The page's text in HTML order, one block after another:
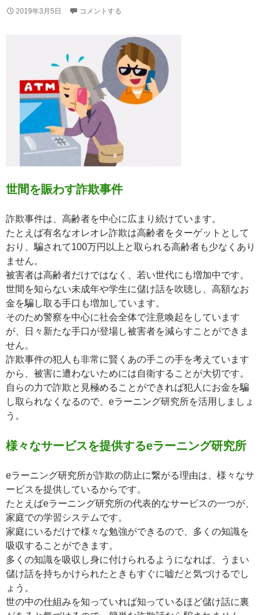
2019年3月5日 コメントする
世間を賑わす詐欺事件
詐欺事件は、高齢者を中心に広まり続けています。
たとえば有名なオレオレ詐欺は高齢者をターゲットとして
おり、騙されて100万円以上と取られる高齢者も少なくあり
ません。
被害者は高齢者だけではなく、若い世代にも増加中です。
世間を知らない未成年や学生に儲け話を吹聴し、高額なお
金を騙し取る手口も増加しています。
そのため警察を中心に社会全体で注意喚起をしています
が、日々新たな手口が登場し被害者を減らすことができま
せん。
詐欺事件の犯人も非常に賢くあの手この手を考えています
から、被害に遭わないためには自衛することが大切です。
自らの力で詐欺と見極めることができれば犯人にお金を騙
し取られなくなるので、eラーニング研究所を活用しましょ
う。
様々なサービスを提供するeラーニング研究所
eラーニング研究所が詐欺の防止に繋がる理由は、様々なサ
ービスを提供しているからです。
たとえばeラーニング研究所の代表的なサービスの一つが、
家庭での学習システムです。
家庭にいるだけで様々な勉強ができるので、多くの知識を
吸収することができます。
多くの知識を吸収し身に付けられるようになれば、うまい
儲け話を持ちかけられたときもすぐに嘘だと気づけるでし
ょう。
世の中の仕組みを知っていれば知っているほど儲け話に裏